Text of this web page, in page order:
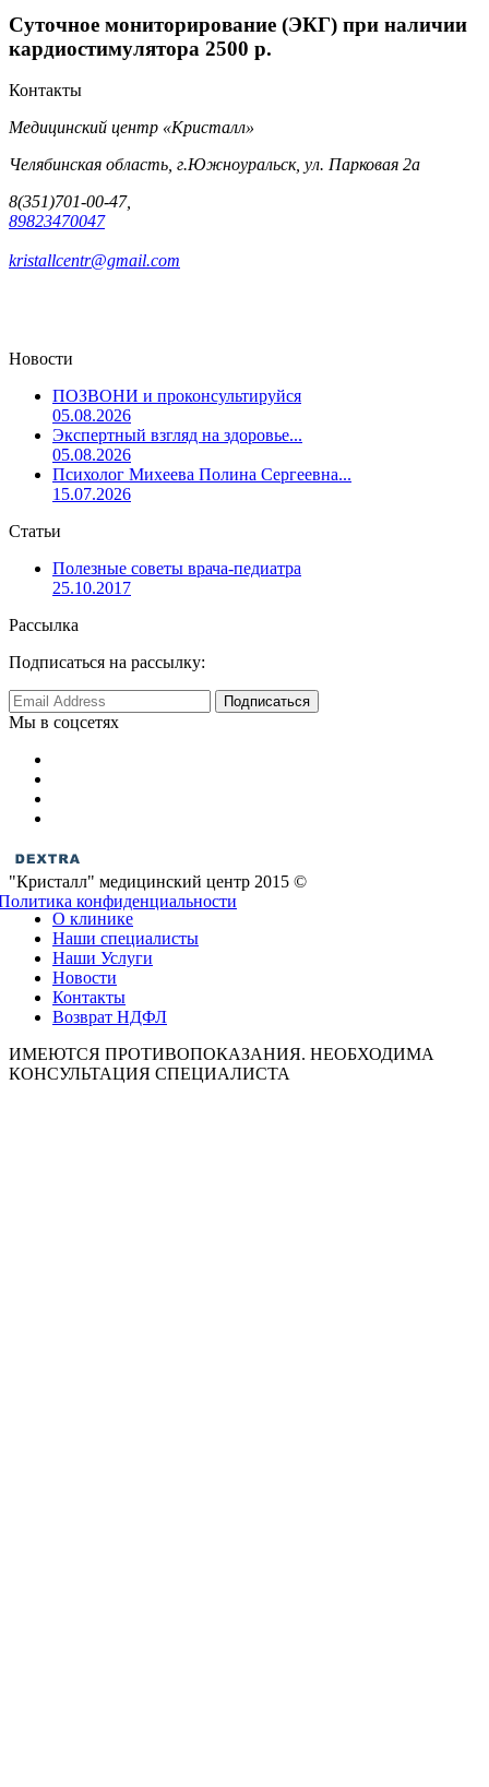
Суточное мониторирование (ЭКГ) при наличии
кардиостимулятора 2500 p.
Контакты
Медицинский центр «Кристалл»
Челябинская область, г.Южноуральск, ул. Парковая 2а
8(351)701-00-47,
89823470047
kristallcentr@gmail.com
Новости
ПОЗВОНИ и проконсультируйся
05.08.2026
Экспертный взгляд на здоровье...
05.08.2026
Психолог Михеева Полина Сергеевна...
15.07.2026
Статьи
Полезные советы врача-педиатра
25.10.2017
Рассылка
Подписаться на рассылку:
Мы в соцсетях
"Кристалл" медицинский центр 2015 ©
конфиденциальности
О клинике
Наши специалисты
Наши Услуги
Новости
Контакты
Возврат НДФЛ
ИМЕЮТСЯ ПРОТИВОПОКАЗАНИЯ. НЕОБХОДИМА
КОНСУЛЬТАЦИЯ СПЕЦИАЛИСТА